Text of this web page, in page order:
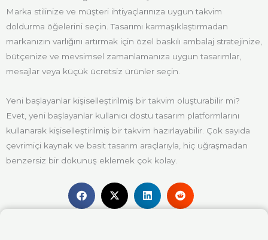
Marka stilinize ve müşteri ihtiyaçlarınıza uygun takvim
doldurma öğelerini seçin. Tasarımı karmaşıklaştırmadan
markanızın varlığını artırmak için özel baskılı ambalaj stratejinize,
bütçenize ve mevsimsel zamanlamanıza uygun tasarımlar,
mesajlar veya küçük ücretsiz ürünler seçin.
Yeni başlayanlar kişiselleştirilmiş bir takvim oluşturabilir mi?
Evet, yeni başlayanlar kullanıcı dostu tasarım platformlarını
kullanarak kişiselleştirilmiş bir takvim hazırlayabilir. Çok sayıda
çevrimiçi kaynak ve basit tasarım araçlarıyla, hiç uğraşmadan
benzersiz bir dokunuş eklemek çok kolay.